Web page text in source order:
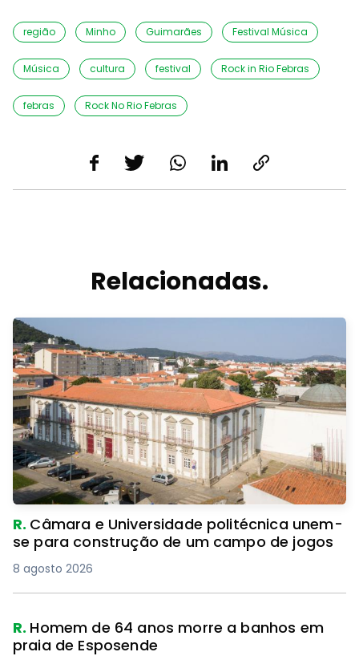
região Minho Guimarães Festival Música
Música cultura festival Rock in Rio Febras
febras Rock No Rio Febras
Relacionadas.
R. Câmara e Universidade politécnica unem-
se para construção de um campo de jogos
8 agosto 2026
R. Homem de 64 anos morre a banhos em
praia de Esposende